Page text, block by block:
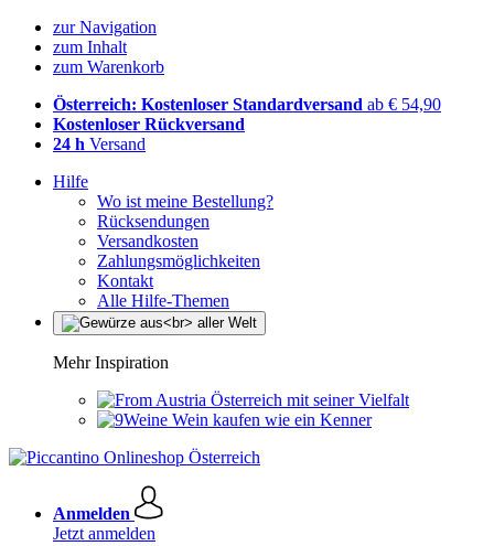
zur Navigation
zum Inhalt
zum Warenkorb
Österreich: Kostenloser Standardversand ab € 54,90
Kostenloser Rückversand
24 h Versand
Hilfe
Wo ist meine Bestellung?
Rücksendungen
Versandkosten
Zahlungsmöglichkeiten
Kontakt
Alle Hilfe-Themen
Mehr Inspiration
Österreich mit seiner Vielfalt
Wein kaufen wie ein Kenner
Anmelden
Jetzt anmelden